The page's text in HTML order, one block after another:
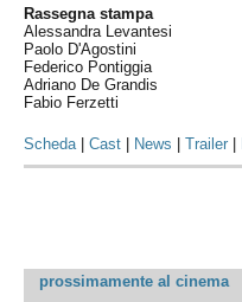
Rassegna stampa
Alessandra Levantesi
Paolo D'Agostini
Federico Pontiggia
Adriano De Grandis
Fabio Ferzetti
Scheda|Cast News |Trailer
prossimamente al cinema